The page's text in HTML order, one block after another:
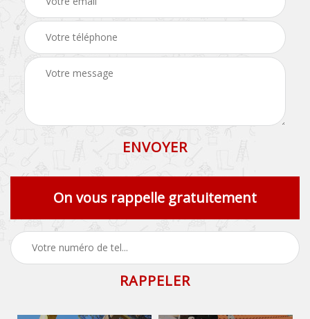
On vous rappelle gratuitement